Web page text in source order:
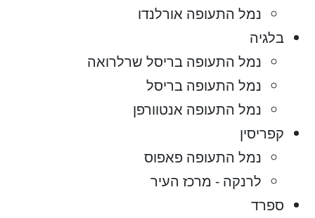
נמל התעופה אורלנדו
בלגיה
נמל התעופה בריסל שרלרואה
נמל התעופה בריסל
נמל התעופה אנטוורפן
קפריסין
נמל התעופה פאפוס
לרנקה - מרכז העיר
ספרד